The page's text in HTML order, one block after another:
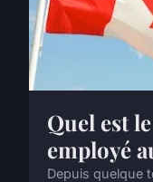
Quel est
employé
Depuis quelque